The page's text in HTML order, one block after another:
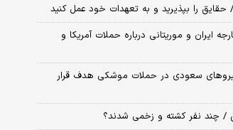
حقایق را بپذیرید و به تعهدات خود عمل کنید
ایران و موریتانی درباره حملات آمریکا و
سعودی در حملات موشکی هدف قرار
/ چند نفر کشته و زخمی شدند؟